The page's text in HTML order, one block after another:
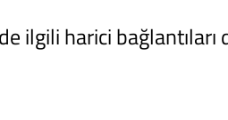
ilgili harici bağlantıları